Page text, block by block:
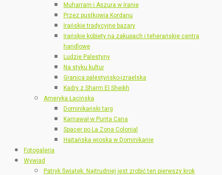
Muharram i Aszura w Iranie
Przez pustkowia Kordanu
Irańskie tradycyjne bazary
Irańskie kobiety na zakupach i teherańskie centra
handlowe
Ludzie Palestyny
Na styku kultur
Granica palestyńsko-izraelska
Kadry z Sharm El Sheikh
Ameryka Łacińska
Dominikański targ
Karnawał w Punta Cana
Spacer po La Zona Colonial
Haitańska wioska w Dominikanie
Fotogaleria
Wywiad
Patryk Świątek: Najtrudniej jest zrobić ten pierwszy krok